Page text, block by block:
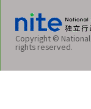
Copyright ©
rights reserved.